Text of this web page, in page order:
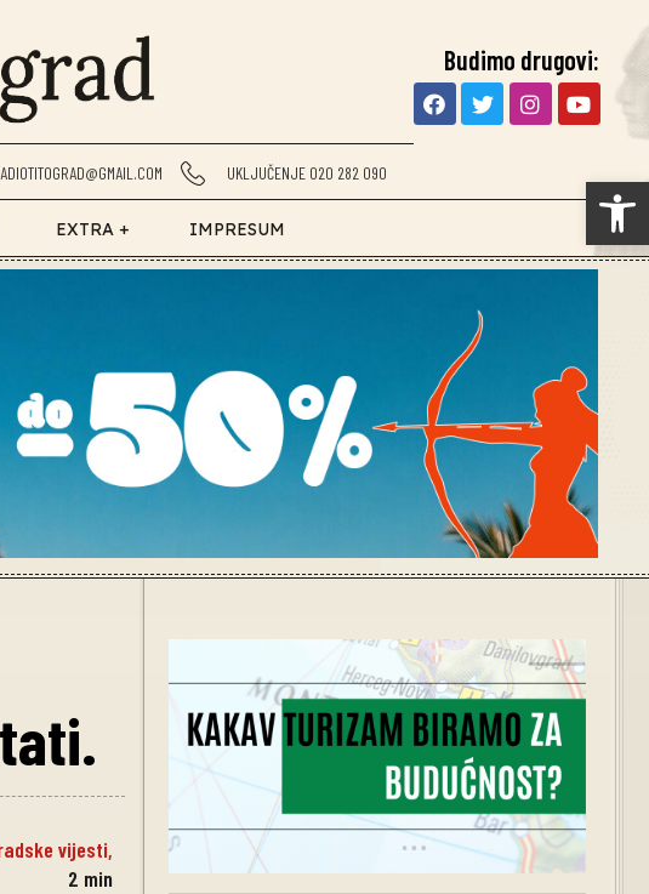
UKLJUČENJE 020 282 090
Budimo drugovi:
EXTRA + IMPRESUM
vijesti,
2 min